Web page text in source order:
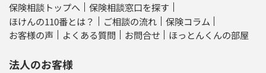
保険相談トップへ
保険相談窓口を探す
ほけんの110番とは？
ご相談の流れ
保険コラム
お客様の声
よくある質問 お問合せ ほっとんくんの部屋
法人のお客様